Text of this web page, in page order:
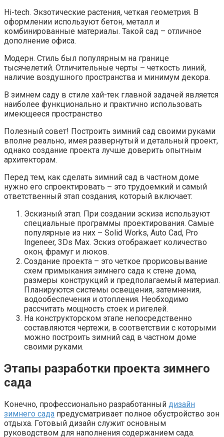
Hi-tech. Экзотические растения, четкая геометрия. В
оформлении используют бетон, металл и
комбинированные материалы. Такой сад – отличное
дополнение офиса.
Модерн. Стиль был популярным на границе
тысячелетий. Отличительные черты – четкость линий,
наличие воздушного пространства и минимум декора.
В зимнем саду в стиле хай-тек главной задачей является
наиболее функционально и практично использовать
имеющееся пространство
Полезный совет! Построить зимний сад своими руками
вполне реально, имея развернутый и детальный проект,
однако создание проекта лучше доверить опытным
архитекторам.
Перед тем, как сделать зимний сад в частном доме
нужно его спроектировать – это трудоемкий и самый
ответственный этап создания, который включает:
Эскизный этап. При создании эскиза используют
специальные программы проектирования. Самые
популярные из них – Solid Works, Auto Cad, Pro
Ingeneer, 3Ds Max. Эскиз отображает количество
окон, фрамуг и люков.
Создание проекта – это четкое прорисовывание
схем примыкания зимнего сада к стене дома,
размеры конструкций и предполагаемый материал.
Планируются системы освещения, затемнения,
водообеспечения и отопления. Необходимо
рассчитать мощность стоек и ригелей.
На конструкторском этапе непосредственно
составляются чертежи, в соответствии с которыми
можно построить зимний сад в частном доме
своими руками.
Этапы разработки проекта зимнего
сада
Конечно, профессионально разработанный дизайн
зимнего сада предусматривает полное обустройство зон
отдыха. Готовый дизайн служит основным
руководством для наполнения содержанием сада.